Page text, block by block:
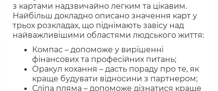
з картами надзвичайно легким та цікавим.
Найбільш докладно описано значення карт у
трьох розкладах, що піднімають завісу над
найважливішими областями людського життя:
Компас – допоможе у вирішенні
фінансових та професійних питань;
Оракул кохання – дасть пораду про те, як
краще будувати відносини з партнером;
Сліпа пляма – допоможе дізнатися краще